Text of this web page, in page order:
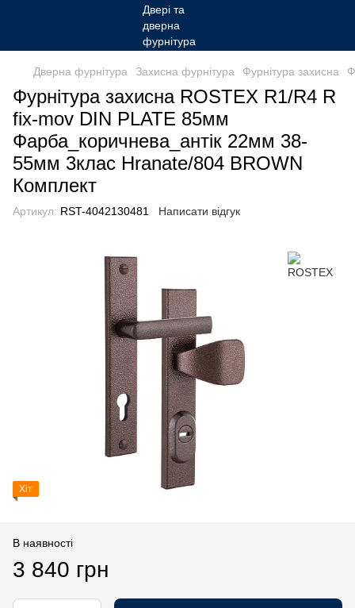
Дверна фурнітура Захисна фурнітура Фурнітура захисна
Фурнітура захисна ROSTEX R1/R4 R
fix-mov DIN PLATE 85мм
Фарба_коричнева_антік 22мм 38-
55мм 3клас Hranate/804 BROWN
Комплект
Артикул: RST-4042130481 Написати відгук
Хіт
В наявності
3 840 грн